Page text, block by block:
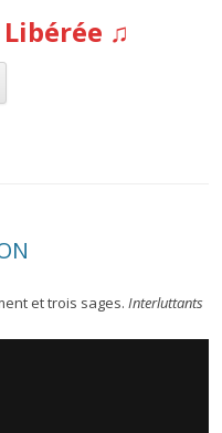
♫
Aller au contenu
et trois sages. Interluttants